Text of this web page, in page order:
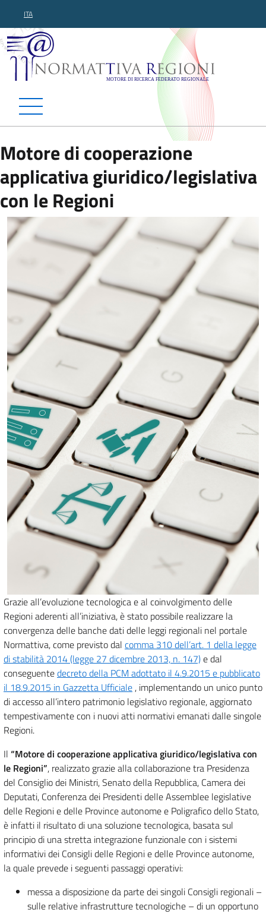
ITA
Normattiva Regioni -
Motore di cooperazione
applicativa giuridico/legislativa
con le Regioni
Grazie all’evoluzione tecnologica e al coinvolgimento delle
Regioni aderenti all’iniziativa, è stato possibile realizzare la
convergenza delle banche dati delle leggi regionali nel portale
Normattiva, come previsto dal comma 310 dell’art. 1 della legge
di stabilità 2014 (legge 27 dicembre 2013, n. 147)e dal
conseguentedecreto della PCM adottato il 4.9.2015 e pubblicato
il 18.9.2015 in Gazzetta Ufficiale , implementando un unico punto
di accesso all’intero patrimonio legislativo regionale, aggiornato
tempestivamente con i nuovi atti normativi emanati dalle singole
Regioni.
Il “Motore di cooperazione applicativa giuridico/legislativa con
le Regioni”, realizzato grazie alla collaborazione tra Presidenza
del Consiglio dei Ministri, Senato della Repubblica, Camera dei
Deputati, Conferenza dei Presidenti delle Assemblee legislative
delle Regioni e delle Province autonome e Poligrafico dello Stato,
è infatti il risultato di una soluzione tecnologica, basata sul
principio di una stretta integrazione funzionale con i sistemi
informativi dei Consigli delle Regioni e delle Province autonome,
la quale prevede i seguenti passaggi operativi:
messa a disposizione da parte dei singoli Consigli regionali –
sulle relative infrastrutture tecnologiche – di un opportuno